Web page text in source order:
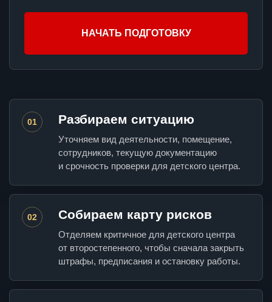
НАЧАТЬ ПОДГОТОВКУ
01 Разбираем ситуацию
Уточняем вид деятельности, помещение,
сотрудников, текущую документацию
и срочность проверки для детского центра.
02 Собираем карту рисков
Отделяем критичное для детского центра
от второстепенного, чтобы сначала закрыть
штрафы, предписания и остановку работы.